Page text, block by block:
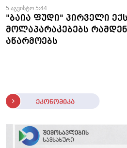
5 აგვისტო 5:44
"ბაია ფუდი" პირველი
მოლაპარაკებებს
აწარმოებს
ეკონომიკა